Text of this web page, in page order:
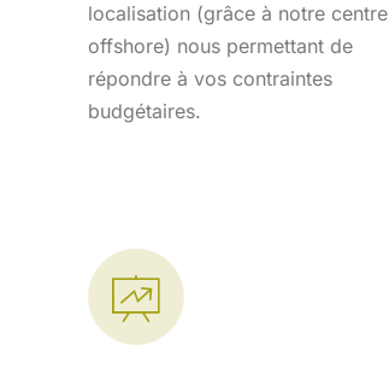
localisation (grâce à notre centre
offshore) nous permettant de
répondre à vos contraintes
budgétaires.